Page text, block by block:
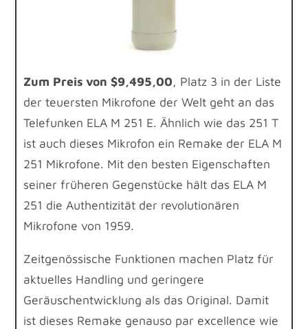
Zum Preis von $9,495,00, Platz 3 in der Liste
der teuersten Mikrofone der Welt geht an das
Telefunken ELA M 251 E. Ähnlich wie das 251 T
ist auch dieses Mikrofon ein Remake der ELA M
251 Mikrofone. Mit den besten Eigenschaften
seiner früheren Gegenstücke hält das ELA M
251 die Authentizität der revolutionären
Mikrofone von 1959.
Zeitgenössische Funktionen machen Platz für
aktuelles Handling und geringere
Geräuschentwicklung als das Original. Damit
ist dieses Remake genauso par excellence wie